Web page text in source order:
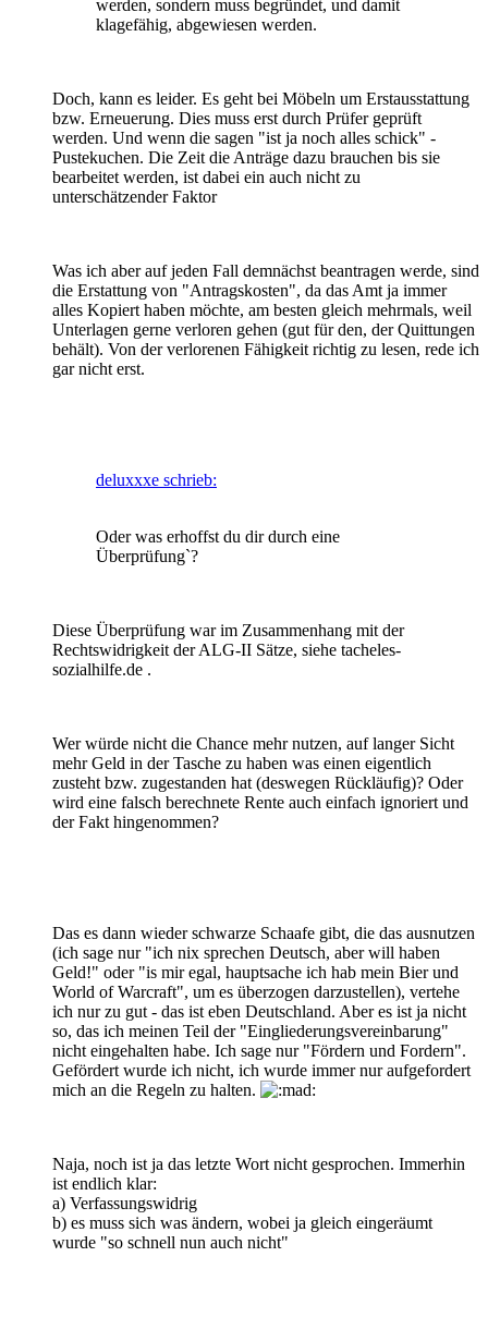
werden, sondern muss begründet, und damit
klagefähig, abgewiesen werden.
Doch, kann es leider. Es geht bei Möbeln um Erstausstattung
bzw. Erneuerung. Dies muss erst durch Prüfer geprüft
werden. Und wenn die sagen "ist ja noch alles schick" -
Pustekuchen. Die Zeit die Anträge dazu brauchen bis sie
bearbeitet werden, ist dabei ein auch nicht zu
unterschätzender Faktor
Was ich aber auf jeden Fall demnächst beantragen werde, sind
die Erstattung von "Antragskosten", da das Amt ja immer
alles Kopiert haben möchte, am besten gleich mehrmals, weil
Unterlagen gerne verloren gehen (gut für den, der Quittungen
behält). Von der verlorenen Fähigkeit richtig zu lesen, rede ich
gar nicht erst.
deluxxxe schrieb:
Oder was erhoffst du dir durch eine
Überprüfung`?
Diese Überprüfung war im Zusammenhang mit der
Rechtswidrigkeit der ALG-II Sätze, siehe tacheles-
sozialhilfe.de .
Wer würde nicht die Chance mehr nutzen, auf langer Sicht
mehr Geld in der Tasche zu haben was einen eigentlich
zusteht bzw. zugestanden hat (deswegen Rückläufig)? Oder
wird eine falsch berechnete Rente auch einfach ignoriert und
der Fakt hingenommen?
Das es dann wieder schwarze Schaafe gibt, die das ausnutzen
(ich sage nur "ich nix sprechen Deutsch, aber will haben
Geld!" oder "is mir egal, hauptsache ich hab mein Bier und
World of Warcraft", um es überzogen darzustellen), vertehe
ich nur zu gut - das ist eben Deutschland. Aber es ist ja nicht
so, das ich meinen Teil der "Eingliederungsvereinbarung"
nicht eingehalten habe. Ich sage nur "Fördern und Fordern".
Gefördert wurde ich nicht, ich wurde immer nur aufgefordert
mich an die Regeln zu halten.
Naja, noch ist ja das letzte Wort nicht gesprochen. Immerhin
ist endlich klar:
a) Verfassungswidrig
b) es muss sich was ändern, wobei ja gleich eingeräumt
wurde "so schnell nun auch nicht"